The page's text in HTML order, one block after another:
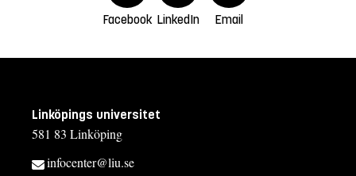
Facebook LinkedIn Email
Linköpings universitet
581 83 Linköping
infocenter@liu.se